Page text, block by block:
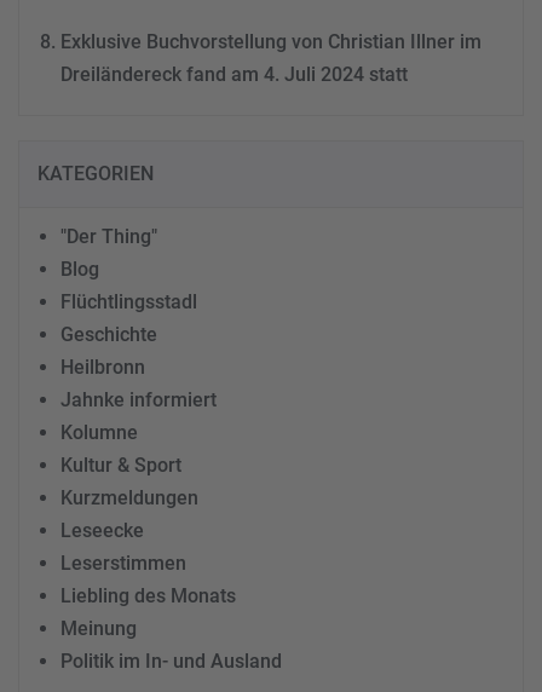
Exklusive Buchvorstellung von Christian Illner im
Dreiländereck fand am 4. Juli 2024 statt
KATEGORIEN
"Der Thing"
Blog
Flüchtlingsstadl
Geschichte
Heilbronn
Jahnke informiert
Kolumne
Kultur & Sport
Kurzmeldungen
Leseecke
Leserstimmen
Liebling des Monats
Meinung
Politik im In- und Ausland